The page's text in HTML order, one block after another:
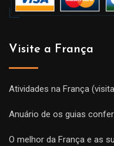
Visite a França
Atividades na França
Anuário de os guias
O melhor da França e as